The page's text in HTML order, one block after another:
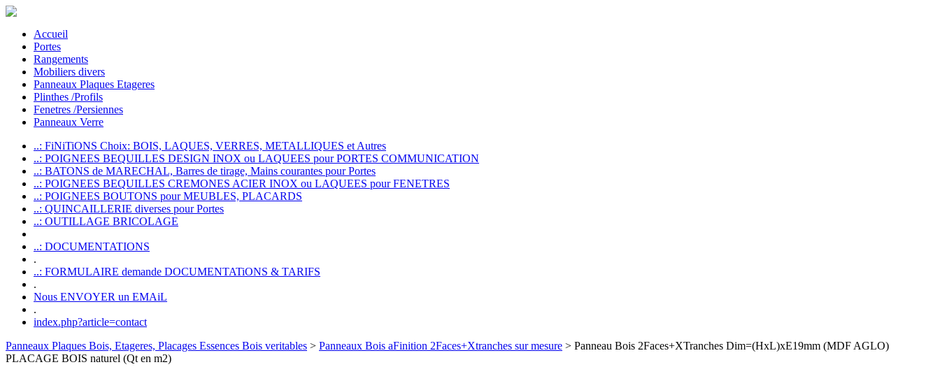
Accueil
Portes
Rangements
Mobiliers divers
Panneaux Plaques Etageres
Plinthes /Profils
Fenetres /Persiennes
Panneaux Verre
..: FiNiTiONS Choix: BOIS, LAQUES, VERRES, METALLIQUES et Autres
..: POIGNEES BEQUILLES DESIGN INOX ou LAQUEES pour PORTES COMMUNICATION
..: BATONS de MARECHAL, Barres de tirage, Mains courantes pour Portes
..: POIGNEES BEQUILLES CREMONES ACIER INOX ou LAQUEES pour FENETRES
..: POIGNEES BOUTONS pour MEUBLES, PLACARDS
..: QUINCAILLERIE diverses pour Portes
..: OUTILLAGE BRICOLAGE
..: DOCUMENTATIONS
.
..: FORMULAIRE demande DOCUMENTATiONS & TARIFS
.
Nous ENVOYER un EMAiL
.
index.php?article=contact
Panneaux Plaques Bois, Etageres, Placages Essences Bois veritables > Panneaux Bois aFinition 2Faces+Xtranches sur mesure > Panneau Bois 2Faces+XTranches Dim=(HxL)xE19mm (MDF AGLO)
PLACAGE BOIS naturel (Qt en m2)